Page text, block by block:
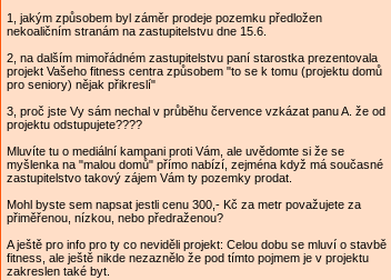
1, jakým způsobem byl záměr prodeje pozemku předložen
nekoaličním stranám na zastupitelstvu dne 15.6.
2, na dalším mimořádném zastupitelstvu paní starostka prezentovala
projekt Vašeho fitness centra způsobem "to se k tomu (projektu domů
pro seniory) nějak přikreslí"
3, proč jste Vy sám nechal v průběhu července vzkázat panu A. že od
projektu odstupujete????
Mluvíte tu o mediální kampani proti Vám, ale uvědomte si že se
myšlenka na "malou domů" přímo nabízí, zejména když má současné
zastupitelstvo takový zájem Vám ty pozemky prodat.
Mohl byste sem napsat jestli cenu 300,- Kč za metr považujete za
přiměřenou, nízkou, nebo předraženou?
A ještě pro info pro ty co neviděli projekt: Celou dobu se mluví o stavbě
fitness, ale ještě nikde nezaznělo že pod tímto pojmem je v projektu
zakreslen také byt.